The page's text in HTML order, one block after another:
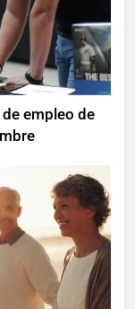
empleo de